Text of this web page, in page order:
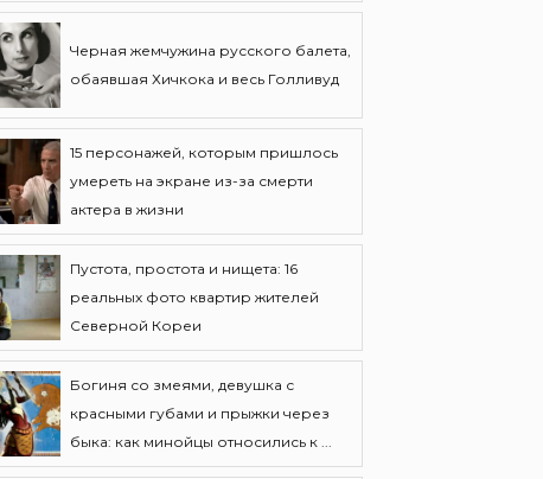
Черная жемчужина русского балета,
обаявшая Хичкока и весь Голливуд
15 персонажей, которым пришлось
умереть на экране из-за смерти
актера в жизни
Пустота, простота и нищета: 16
реальных фото квартир жителей
Северной Кореи
Богиня со змеями, девушка с
красными губами и прыжки через
быка: как минойцы относились к ...